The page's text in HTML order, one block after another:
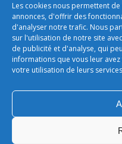
Les cookies nous permettent
annonces, d'offrir des
d'analyser notre trafic. Nous
sur l'utilisation de notre site
de publicité et d'analyse, qui
informations que vous leur
votre utilisation de leurs
étiquettes